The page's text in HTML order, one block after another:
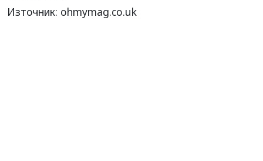
Източник: ohmymag.co.uk